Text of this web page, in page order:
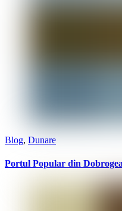
Blog, Dunare
Portul Popular din Dobrogea